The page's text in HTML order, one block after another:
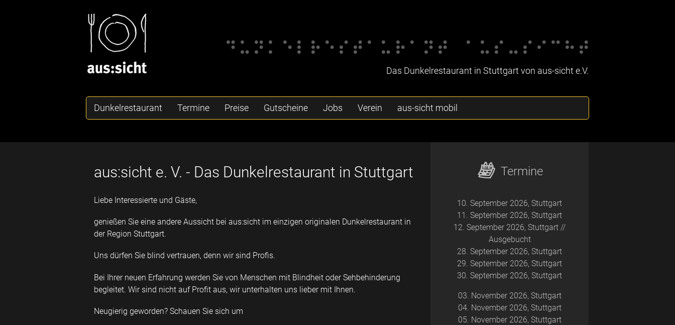
Das Dunkelrestaurant in Stuttgart von aus-sicht e.V.
Dunkelrestaurant Termine Preise Gutscheine Jobs Verein aus-sicht mobil
aus:sicht e. V. - Das Dunkelrestaurant in Stuttgart
Liebe Interessierte und Gäste,
genießen Sie eine andere Aussicht bei aus:sicht im einzigen originalen Dunkelrestaurant in
der Region Stuttgart.
Uns dürfen Sie blind vertrauen, denn wir sind Profis.
Bei Ihrer neuen Erfahrung werden Sie von Menschen mit Blindheit oder Sehbehinderung
begleitet. Wir sind nicht auf Profit aus, wir unterhalten uns lieber mit Ihnen.
Neugierig geworden? Schauen Sie sich um
Termine
10. September 2026, Stuttgart
11. September 2026, Stuttgart
12. September 2026, Stuttgart
Ausgebucht
28. September 2026, Stuttgart
29. September 2026, Stuttgart
30. September 2026, Stuttgart
03. November 2026, Stuttgart
04. November 2026, Stuttgart
05. November 2026, Stuttgart